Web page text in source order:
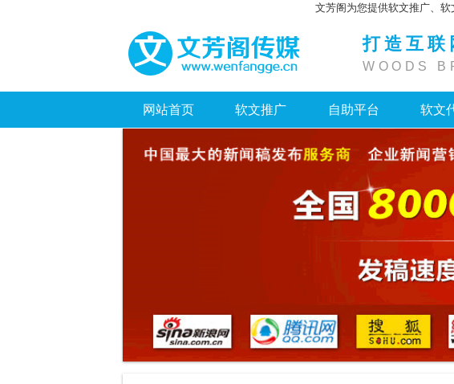
文芳阁为您提供软文推广、
打造互联
WOODS
网站首页 软文推广 自助平台 软文